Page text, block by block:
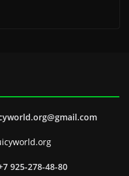
925-278-48-80